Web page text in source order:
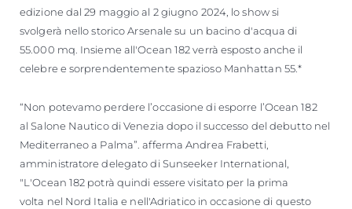
edizione dal 29 maggio al 2 giugno 2024, lo show si
svolgerà nello storico Arsenale su un bacino d'acqua di
55.000 mq. Insieme all'Ocean 182 verrà esposto anche il
celebre e sorprendentemente spazioso Manhattan 55.*
“Non potevamo perdere l’occasione di esporre l’Ocean 182
al Salone Nautico di Venezia dopo il successo del debutto nel
Mediterraneo a Palma”. afferma Andrea Frabetti,
amministratore delegato di Sunseeker International,
"L'Ocean 182 potrà quindi essere visitato per la prima
volta nel Nord Italia e nell'Adriatico in occasione di questo